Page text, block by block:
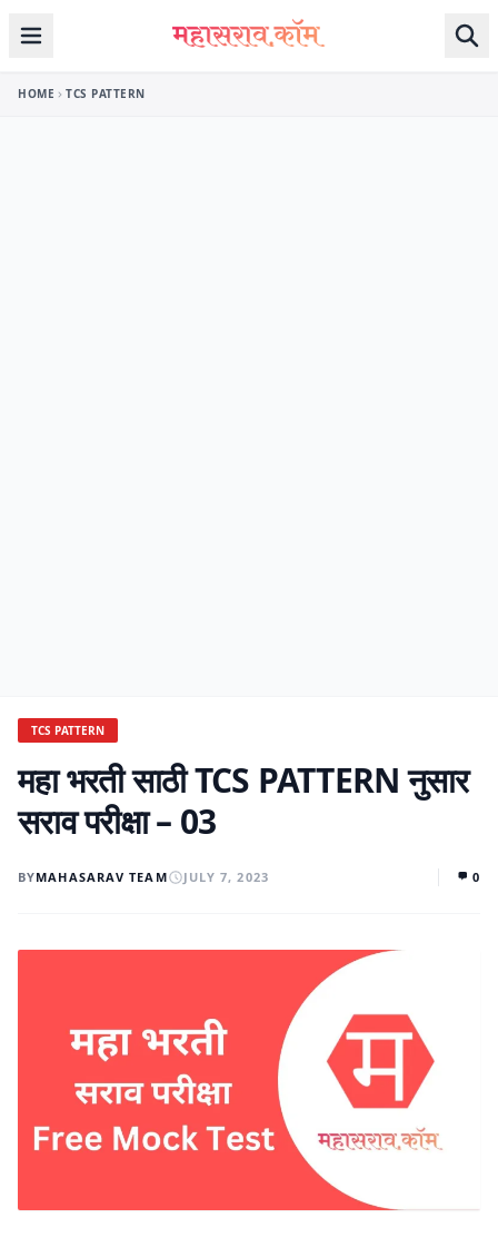
Skip to content
HOME TCS PATTERN
TCS PATTERN
महा भरती साठी TCS PATTERN नुसार
सराव परीक्षा – 03
BYMAHASARAV TEAM JULY 7, 2023 0